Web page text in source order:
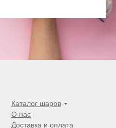
Каталог шаров
О нас
Доставка и оплата